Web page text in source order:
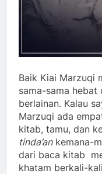
Baik Kiai Marzuqi
sama-sama
berlainan. Kalau
Marzuqi ada
kitab, tamu, dan
tinda’ankemana-
dari baca kitab
khatam berkali-